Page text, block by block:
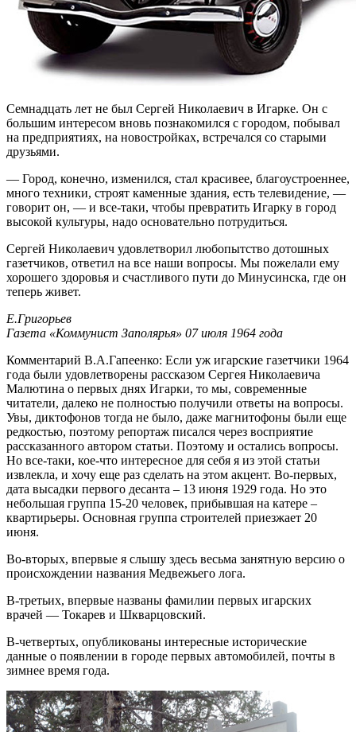
Семнадцать лет не был Сергей Николаевич в Игарке. Он с
большим интересом вновь познакомился с городом, побывал
на предприятиях, на новостройках, встречался со старыми
друзьями.
— Город, конечно, изменился, стал красивее, благоустроеннее,
много техники, строят каменные здания, есть телевидение, —
говорит он, — и все-таки, чтобы превратить Игарку в город
высокой культуры, надо основательно потрудиться.
Сергей Николаевич удовлетворил любопытство дотошных
газетчиков, ответил на все наши вопросы. Мы пожелали ему
хорошего здоровья и счастливого пути до Минусинска, где он
теперь живет.
Е.Григорьев
Газета «Коммунист Заполярья» 07 июля 1964 года
Комментарий В.А.Гапеенко: Если уж игарские газетчики 1964
года были удовлетворены рассказом Сергея Николаевича
Малютина о первых днях Игарки, то мы, современные
читатели, далеко не полностью получили ответы на вопросы.
Увы, диктофонов тогда не было, даже магнитофоны были еще
редкостью, поэтому репортаж писался через восприятие
рассказанного автором статьи. Поэтому и остались вопросы.
Но все-таки, кое-что интересное для себя я из этой статьи
извлекла, и хочу еще раз сделать на этом акцент. Во-первых,
дата высадки первого десанта – 13 июня 1929 года. Но это
небольшая группа 15-20 человек, прибывшая на катере –
квартирьеры. Основная группа строителей приезжает 20
июня.
Во-вторых, впервые я слышу здесь весьма занятную версию о
происхождении названия Медвежьего лога.
В-третьих, впервые названы фамилии первых игарских
врачей — Токарев и Шкварцовский.
В-четвертых, опубликованы интересные исторические
данные о появлении в городе первых автомобилей, почты в
зимнее время года.